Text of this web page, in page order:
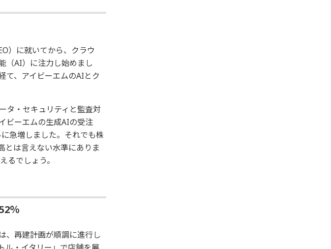
）に就いてから、クラウ
（AI）に注力し始めまし
て、アイビーエムのAIとク
タ・セキュリティと監査対
ビーエムの生成AIの受注
急増しました。それでも株
とは言えない水準にありま
るでしょう。
％
、再建計画が順調に進行し